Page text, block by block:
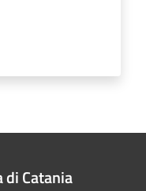
Catania